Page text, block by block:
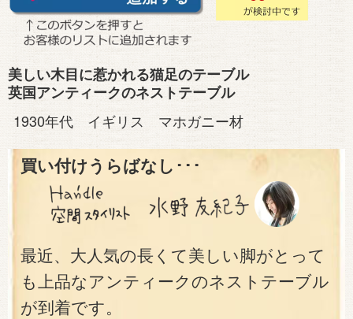
美しい木目に惹かれる猫足のテーブル
英国アンティークのネストテーブル
1930年代 イギリス マホガニー材
買い付けうらばなし･･･
最近、大人気の長くて美しい脚がとって
も上品なアンティークのネストテーブル
が到着です。